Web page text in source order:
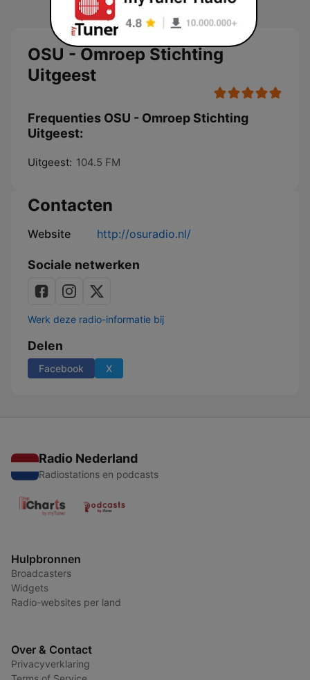
OSU - Omroep Stichting
Uitgeest
Frequenties OSU - Omroep Stichting
Uitgeest:
Uitgeest: 104.5 FM
Contacten
Website http://osuradio.nl/
Sociale netwerken
Werk deze radio-informatie bij
Delen
Facebook X
Radio Nederland
Radiostations en podcasts
Hulpbronnen
Broadcasters
Widgets
Radio-websites per land
Over & Contact
Privacyverklaring